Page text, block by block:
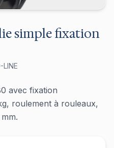
simple fixation
avec fixation
roulement à rouleaux,